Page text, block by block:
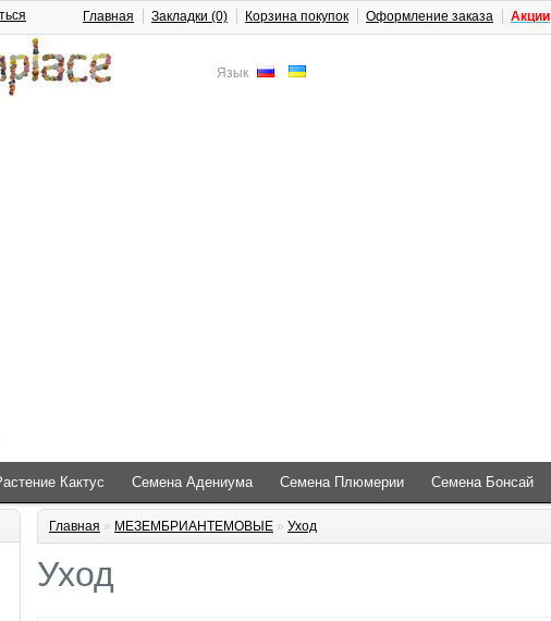
Язык
Главная Закладки (0) Корзина покупок Оформление заказа Акции
Кактус Семена Адениума Семена Плюмерии Семена Бонсай
Главная » МЕЗЕМБРИАНТЕМОВЫЕ » Уход
Уход